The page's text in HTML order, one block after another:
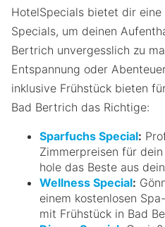
HotelSpecials bietet dir
Specials, um deinen
Bertrich unvergesslich zu
Entspannung oder
inklusive Frühstück bieten
Bad Bertrich das Richtige:
Sparfuchs Special:
Zimmerpreisen für
hole das Beste aus
Wellness Special:
einem kostenlosen
mit Frühstück in Bad